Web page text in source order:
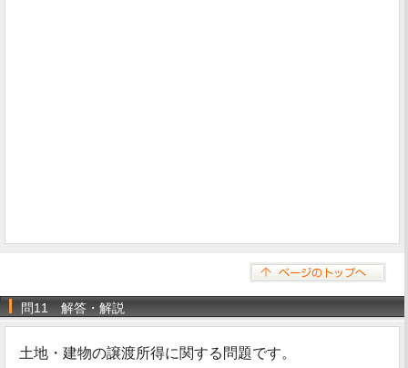
問11 解答・解説
土地・建物の譲渡所得に関する問題です。